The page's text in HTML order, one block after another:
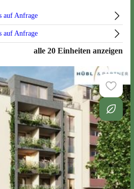
auf Anfrage
auf Anfrage
alle 20 Einheiten anzeigen